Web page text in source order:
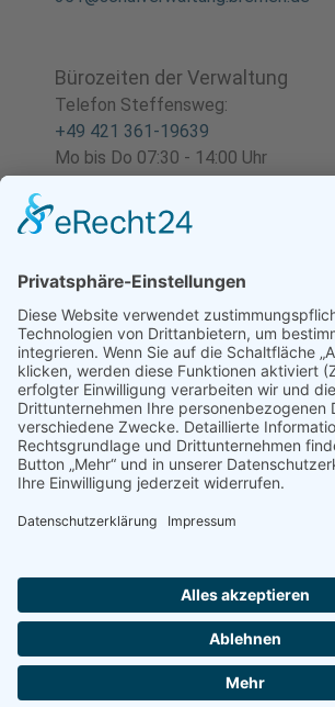
Bürozeiten der Verwaltung
Telefon Steffensweg:
+49 421 361-19639
Mo bis Do 07:30 - 14:00 Uhr
Telefon Theodor-Billroth-Str.
Mo - Fr 07:30 - 13:00 Uhr
Telefon Valckenburghstr.
+49 421 361-19651
Verw. zur Zeit nicht besetzt
Ausbildungs- u. Studienplatzsuche:
2026 • abs-bremen.de